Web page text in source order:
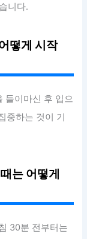
니다.
떻게 시작
들이마신 후 입으
중하는 것이 기
는 어떻게
30분 전부터는